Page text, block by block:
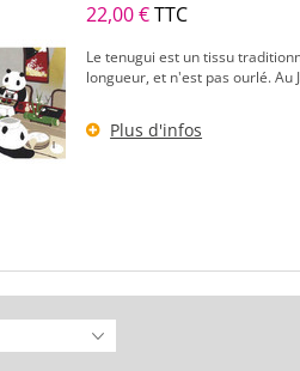
22,00 €TTC
Le tenugui est un tissu
longueur, et n'est pas ourlé. Au
Plus d'infos